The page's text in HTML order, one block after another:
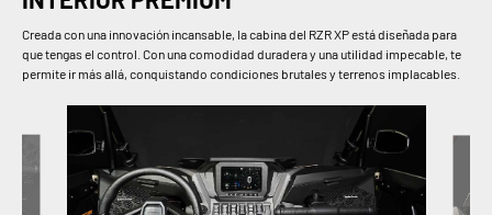
Creada con una innovación incansable, la cabina del RZR XP está diseñada para
que tengas el control. Con una comodidad duradera y una utilidad impecable, te
permite ir más allá, conquistando condiciones brutales y terrenos implacables.